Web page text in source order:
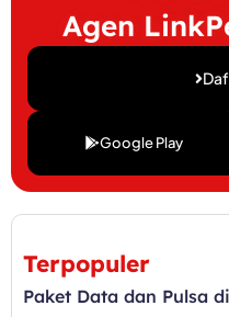
Agen
Google Play
Terpopuler
Paket Data dan Pulsa